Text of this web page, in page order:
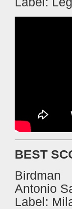
BEST
Birdman
Antonio
Label: